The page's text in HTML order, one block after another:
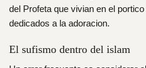
del Profeta que vivian en el
dedicados a la adoracion.
El sufismo dentro del islam